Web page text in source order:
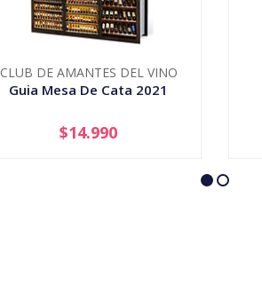
CLUB DE AMANTES DEL VINO
Guia Mesa De Cata 2021
+
$14.990